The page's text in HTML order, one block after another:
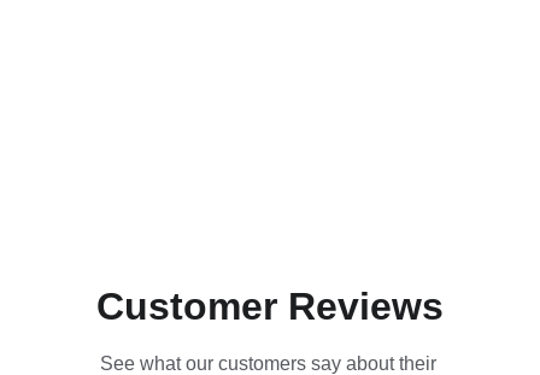
Customer Reviews
See what our customers say about their